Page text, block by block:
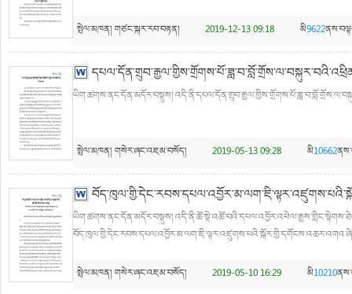
སྤེལ་མཁན། གཙང་སྐར་རབ་བརྟན། 2019-12-13 09:18 མི9622
ཡིག་ཚགས་ནང་དོན་མདོར་བསྡུས།
སྤེལ་མཁན། གསེར་ཞང་འཇམ་བསོད། 2019-05-13 09:28 མི10662
ཡིག་ཚགས་ནང་དོན་མདོར་བསྡུས།
སྤེལ་མཁན། གསེར་ཞང་འཇམ་བསོད། 2019-05-10 16:29 མི10210